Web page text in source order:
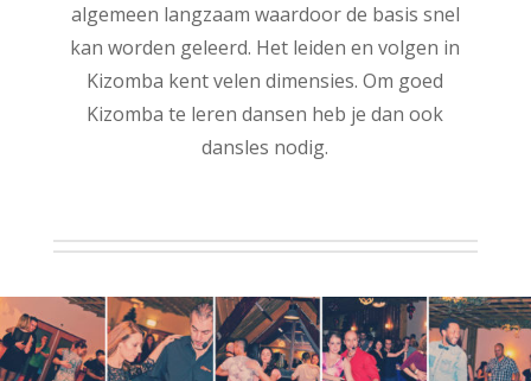
algemeen langzaam waardoor de basis snel
kan worden geleerd. Het leiden en volgen in
Kizomba kent velen dimensies. Om goed
Kizomba te leren dansen heb je dan ook
dansles nodig.